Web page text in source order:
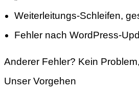
Weiterleitungs-Schleifen,
Fehler nach WordPress-
Anderer Fehler? Kein
Unser Vorgehen